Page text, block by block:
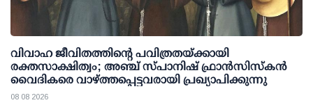
വിവാഹ ജീവിതത്തിന്റെ പവിത്രതയ്ക്കായി
രക്തസാക്ഷിത്വം; അഞ്ച് സ്പാനിഷ് ഫ്രാന്‍സിസ്‌കന്‍
വൈദികരെ വാഴ്ത്തപ്പെട്ടവരായി പ്രഖ്യാപിക്കുന്നു
08 08 2026